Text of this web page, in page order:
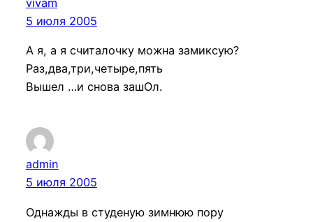
vivam
5 июля 2005
А я, а я считалочку можна замиксую?
Раз,два,три,четыре,пять
Вышел …и снова зашОл.
admin
5 июля 2005
Однажды в студеную зимнюю пору